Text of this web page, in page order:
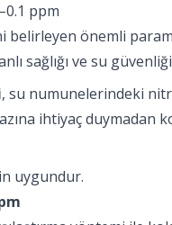
ppm
belirleyen önemli
sağlığı ve su
, su numunelerindeki
ihtiyaç duymadan
uygundur.